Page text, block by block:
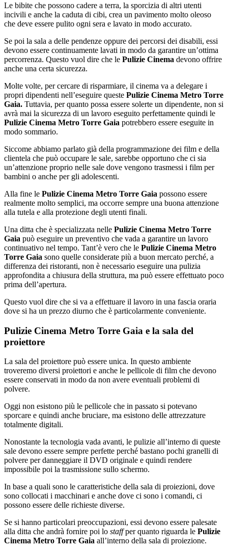
Le bibite che possono cadere a terra, la sporcizia di altri utenti
incivili e anche la caduta di cibi, crea un pavimento molto oleoso
che deve essere pulito ogni sera e lavato in modo accurato.
Se poi la sala a delle pendenze oppure dei percorsi dei disabili, essi
devono essere continuamente lavati in modo da garantire un’ottima
percorrenza. Questo vuol dire che le Pulizie Cinema devono offrire
anche una certa sicurezza.
Molte volte, per cercare di risparmiare, il cinema va a delegare i
propri dipendenti nell’eseguire queste Pulizie Cinema Metro Torre
Gaia. Tuttavia, per quanto possa essere solerte un dipendente, non si
avrà mai la sicurezza di un lavoro eseguito perfettamente quindi le
Pulizie Cinema Metro Torre Gaia potrebbero essere eseguite in
modo sommario.
Siccome abbiamo parlato già della programmazione dei film e della
clientela che può occupare le sale, sarebbe opportuno che ci sia
un’attenzione proprio nelle sale dove vengono trasmessi i film per
bambini o anche per gli adolescenti.
Alla fine le Pulizie Cinema Metro Torre Gaia possono essere
realmente molto semplici, ma occorre sempre una buona attenzione
alla tutela e alla protezione degli utenti finali.
Una ditta che è specializzata nelle Pulizie Cinema Metro Torre
Gaia può eseguire un preventivo che vada a garantire un lavoro
continuativo nel tempo. Tant’è vero che le Pulizie Cinema Metro
Torre Gaia sono quelle considerate più a buon mercato perché, a
differenza dei ristoranti, non è necessario eseguire una pulizia
approfondita a chiusura della struttura, ma può essere effettuato poco
prima dell’apertura.
Questo vuol dire che si va a effettuare il lavoro in una fascia oraria
dove si ha un prezzo diurno che è particolarmente conveniente.
Pulizie Cinema Metro Torre Gaia e la sala del
proiettore
La sala del proiettore può essere unica. In questo ambiente
troveremo diversi proiettori e anche le pellicole di film che devono
essere conservati in modo da non avere eventuali problemi di
polvere.
Oggi non esistono più le pellicole che in passato si potevano
sporcare e quindi anche bruciare, ma esistono delle attrezzature
totalmente digitali.
Nonostante la tecnologia vada avanti, le pulizie all’interno di queste
sale devono essere sempre perfette perché bastano pochi granelli di
polvere per danneggiare il DVD originale e quindi rendere
impossibile poi la trasmissione sullo schermo.
In base a quali sono le caratteristiche della sala di proiezioni, dove
sono collocati i macchinari e anche dove ci sono i comandi, ci
possono essere delle richieste diverse.
Se si hanno particolari preoccupazioni, essi devono essere palesate
alla ditta che andrà fornire poi lo staffper quanto riguarda le Pulizie
Cinema Metro Torre Gaia all’interno della sala di proiezione.